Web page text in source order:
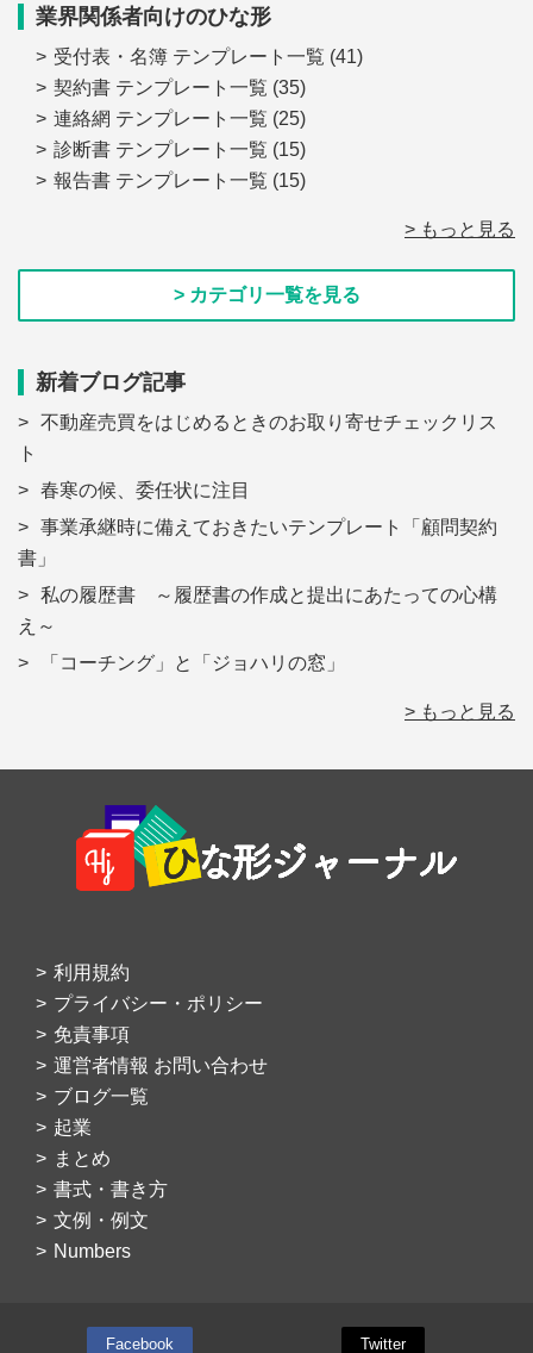
業界関係者向けのひな形
受付表・名簿 テンプレート一覧 (41)
契約書 テンプレート一覧 (35)
連絡網 テンプレート一覧 (25)
診断書 テンプレート一覧 (15)
報告書 テンプレート一覧 (15)
> もっと見る
> カテゴリ一覧を見る
新着ブログ記事
不動産売買をはじめるときのお取り寄せチェックリス
ト
春寒の候、委任状に注目
事業承継時に備えておきたいテンプレート「顧問契約
書」
私の履歴書 ～履歴書の作成と提出にあたっての心構
え～
「コーチング」と「ジョハリの窓」
> もっと見る
Footer
利用規約
プライバシー・ポリシー
免責事項
運営者情報 お問い合わせ
ブログ一覧
起業
まとめ
書式・書き方
文例・例文
Numbers
Facebook Twitter